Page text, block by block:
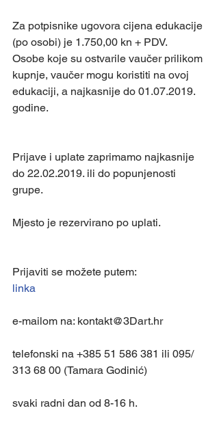
Za potpisnike ugovora cijena edukacije
(po osobi) je 1.750,00 kn + PDV.
Osobe koje su ostvarile vaučer prilikom
kupnje, vaučer mogu koristiti na ovoj
edukaciji, a najkasnije do 01.07.2019.
godine.
Prijave i uplate zaprimamo najkasnije
do 22.02.2019. ili do popunjenosti
grupe.
Mjesto je rezervirano po uplati.
Prijaviti se možete putem:
linka
e-mailom na: kontakt@3Dart.hr
telefonski na +385 51 586 381 ili 095/
313 68 00 (Tamara Godinić)
svaki radni dan od 8-16 h.